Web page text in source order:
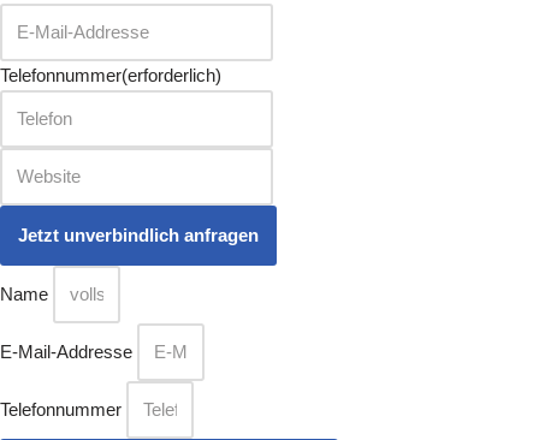
Telefonnummer(erforderlich)
Name
E-Mail-Addresse
Telefonnummer